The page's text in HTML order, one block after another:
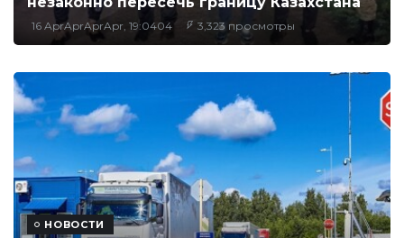
16 AprAprAprApr, 19:0404 3,323 просмотры
НОВОСТИ